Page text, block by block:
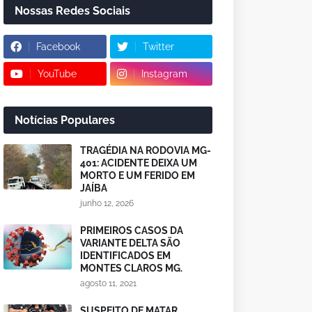
Nossas Redes Sociais
Facebook Twitter
YouTube Instagram
Notícias Populares
TRAGÉDIA NA RODOVIA MG-
401: ACIDENTE DEIXA UM
MORTO E UM FERIDO EM
JAÍBA
junho 12, 2026
PRIMEIROS CASOS DA
VARIANTE DELTA SÃO
IDENTIFICADOS EM
MONTES CLAROS MG.
agosto 11, 2021